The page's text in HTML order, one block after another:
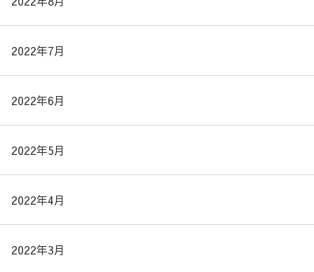
2022年7月
2022年6月
2022年5月
2022年4月
2022年3月